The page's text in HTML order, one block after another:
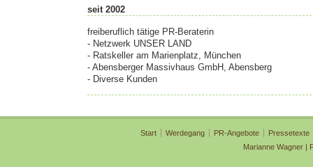
seit 2002
freiberuflich tätige PR-Beraterin
- Netzwerk UNSER LAND
- Ratskeller am Marienplatz, München
- Abensberger Massivhaus GmbH, Abensberg
- Diverse Kunden
Start Werdegang PR-Angebote
Pressetexte
Marianne Wagner |